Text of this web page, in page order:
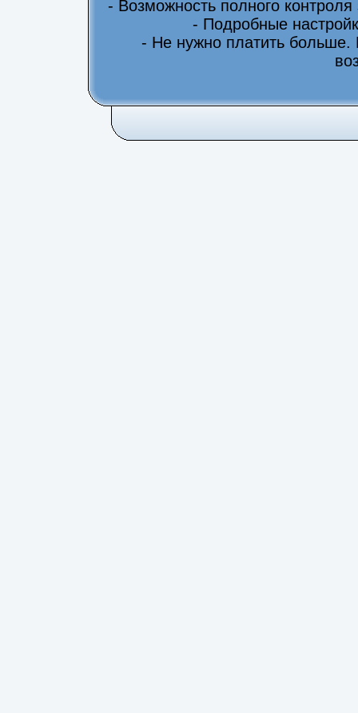
- Возможность полного
- Подробные
- Не нужно платить больше.